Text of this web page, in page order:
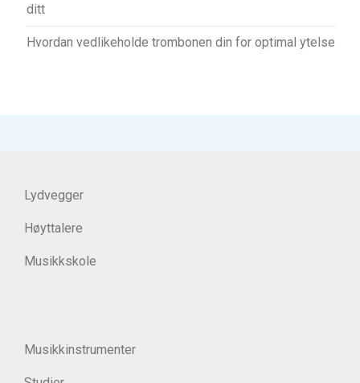
ditt
Hvordan vedlikeholde trombonen din for optimal ytelse
Lydvegger
Høyttalere
Musikkskole
Musikkinstrumenter